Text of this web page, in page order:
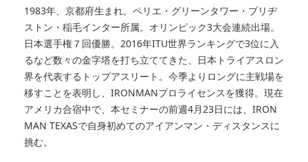
1983年、京都府生まれ。ペリエ・グリーンタワー・ブリヂ
ストン・稲毛インター所属。オリンピック3大会連続出場。
日本選手権７回優勝。2016年ITU世界ランキングで3位に入
るなど数々の金字塔を打ち立ててきた、日本トライアスロン
界を代表するトップアスリート。今季よりロングに主戦場を
移すことを表明し、IRONMANプロライセンスを獲得。現在
アメリカ合宿中で、本セミナーの前週4月23日には、IRON
MAN TEXASで自身初めてのアイアンマン・ディスタンスに
挑む。